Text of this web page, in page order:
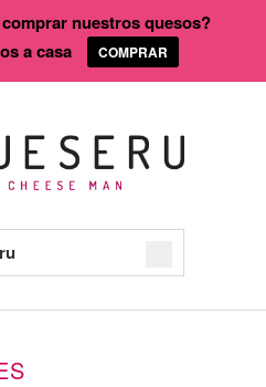
nuestros quesos?
a casa
COMPRAR